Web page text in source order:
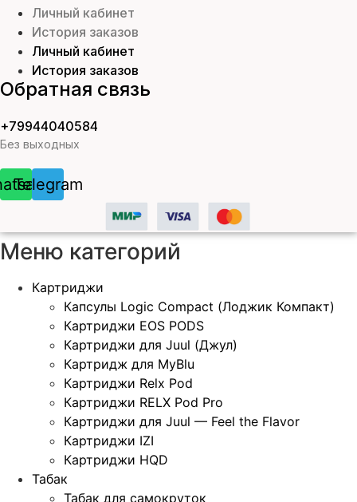
Личный кабинет
История заказов
Личный кабинет
История заказов
Обратная связь
+79944040584
Без выходных
Telegram
Меню категорий
Картриджи
Капсулы Logic Compact (Лоджик Компакт)
Картриджи EOS PODS
Картриджи для Juul (Джул)
Картридж для MyBlu
Картриджи Relx Pod
Картриджи RELX Pod Pro
Картриджи для Juul — Feel the Flavor
Картриджи IZI
Картриджи HQD
Табак
Табак для самокруток